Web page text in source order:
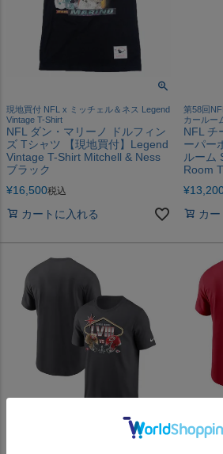
現地買付 NFL x ミッチェル＆ネス Legend
Vintage T-Shirt
NFL ダン・マリーノ ドルフィン
ズ Tシャツ 【現地買付】Legend
Vintage T-Shirt Mitchell & Ness
ブラック
¥16,500税込
カートに入れる
第58回
カールー
NFL チ
ーパー
ルーム
Room
¥
カ